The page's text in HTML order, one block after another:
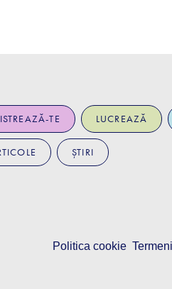
TE LUCREAZĂ
ȘTIRI
Politica cookie